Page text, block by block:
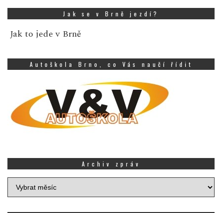
Jak se v Brně jezdí?
Jak to jede v Brně
Autoškola Brno, co Vás naučí řídit
Archiv zpráv
Archiv
zpráv